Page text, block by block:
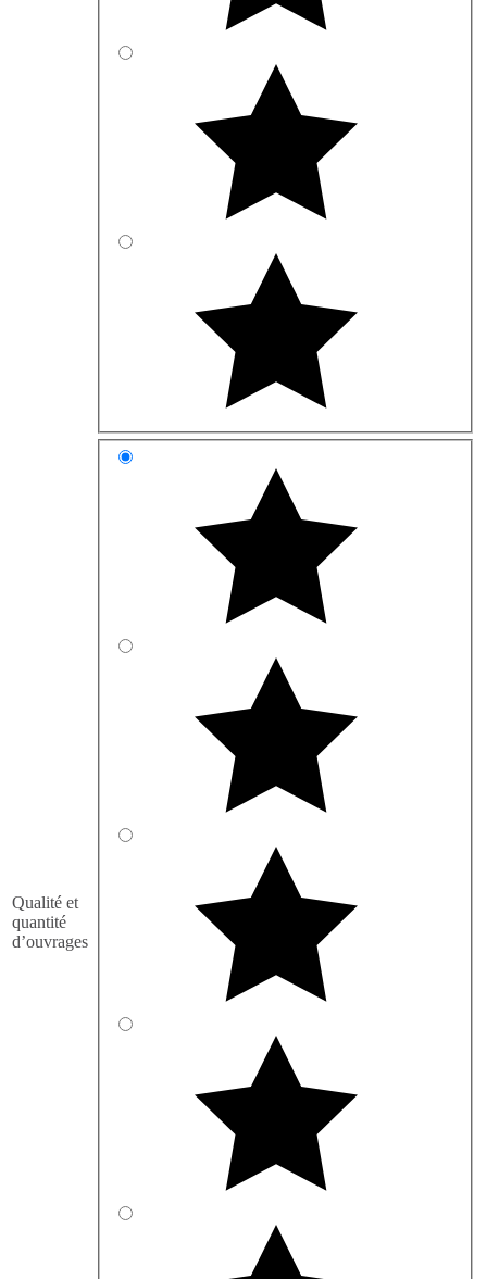
Qualité et
quantité
d’ouvrages